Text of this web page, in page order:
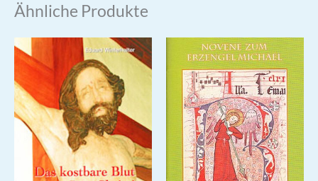
Ähnliche Produkte